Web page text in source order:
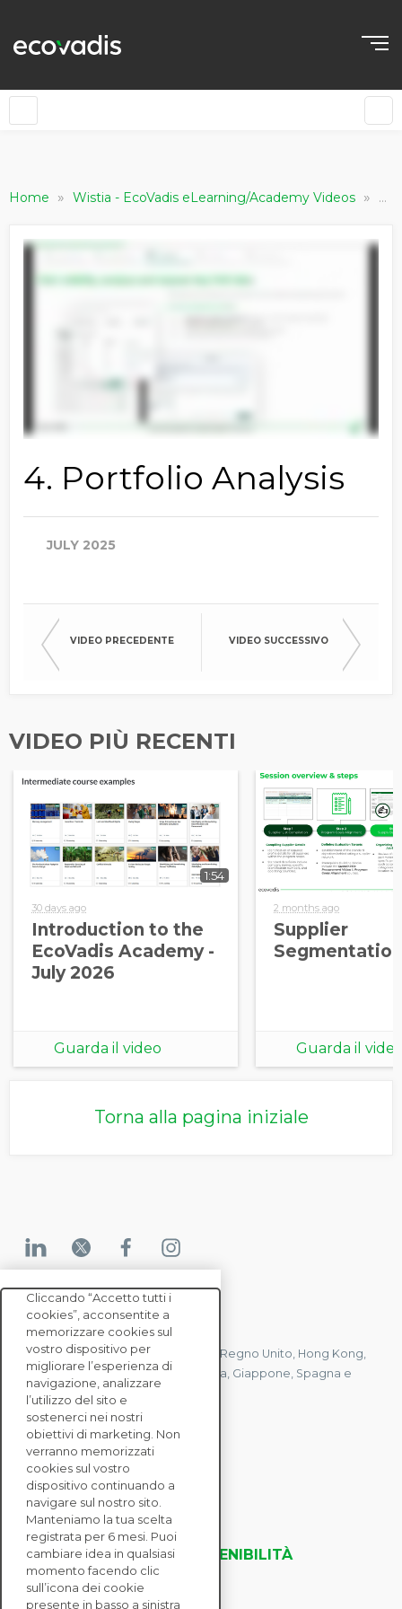
Home » Wistia - EcoVadis eLearning/Academy Videos » 4.
4. Portfolio Analysis
JULY 2025
VIDEO PRECEDENTE VIDEO SUCCESSIVO
VIDEO PIÙ RECENTI
1:54
30 days ago
Introduction to the
EcoVadis Academy -
July 2026
Guarda il video
2 months ago
Supplier
Guarda il
Torna alla pagina iniziale
CONTATTACI
Abbiamo uffici in Francia, Stati Uniti, Regno Unito, Hong Kong,
Mauritius, Polonia, Canada, Germania, Giappone, Spagna e
Singapore.
CONTATTACI
SOLUZIONI
ENTERPRISE
VALUTAZIONI DELLA SOSTENIBILITÀ
RISORSE
INFORMAZIONI
Cliccando “Accetto tutti i
cookies”, acconsentite a
memorizzare cookies sul
vostro dispositivo per
migliorare l’esperienza di
navigazione, analizzare
l’utilizzo del sito e
sostenerci nei nostri
obiettivi di marketing. Non
verranno memorizzati
cookies sul vostro
dispositivo continuando a
navigare sul nostro sito.
Manteniamo la tua scelta
registrata per 6 mesi. Puoi
cambiare idea in qualsiasi
momento facendo clic
sull’icona dei cookie
presente in basso a sinistra